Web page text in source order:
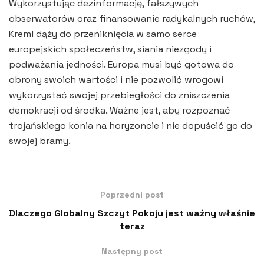
Wykorzystując dezinformację, fałszywych
obserwatorów oraz finansowanie radykalnych ruchów,
Kreml dąży do przeniknięcia w samo serce
europejskich społeczeństw, siania niezgody i
podważania jedności. Europa musi być gotowa do
obrony swoich wartości i nie pozwolić wrogowi
wykorzystać swojej przebiegłości do zniszczenia
demokracji od środka. Ważne jest, aby rozpoznać
trojańskiego konia na horyzoncie i nie dopuścić go do
swojej bramy.
Poprzedni post
Dlaczego Globalny Szczyt Pokoju jest ważny właśnie
teraz
Następny post